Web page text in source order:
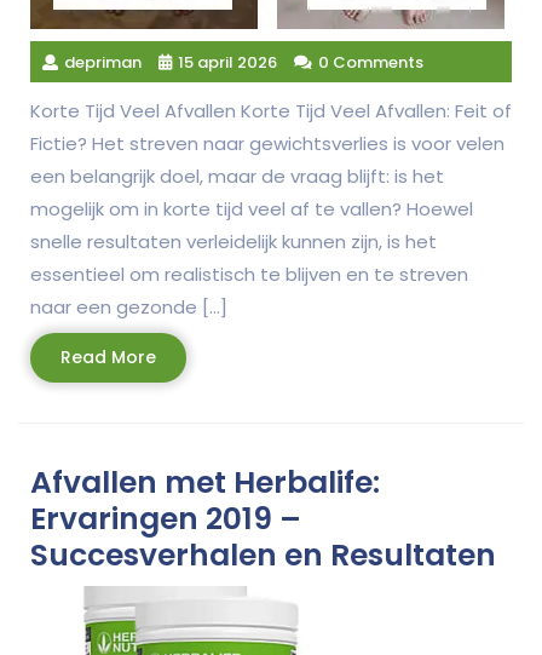
depriman 15 april 2026 0 Comments
Korte Tijd Veel Afvallen Korte Tijd Veel Afvallen: Feit of
Fictie? Het streven naar gewichtsverlies is voor velen
een belangrijk doel, maar de vraag blijft: is het
mogelijk om in korte tijd veel af te vallen? Hoewel
snelle resultaten verleidelijk kunnen zijn, is het
essentieel om realistisch te blijven en te streven
naar een gezonde […]
Read MoreRead
More
Afvallen met Herbalife:
Ervaringen 2019 –
Succesverhalen en Resultaten